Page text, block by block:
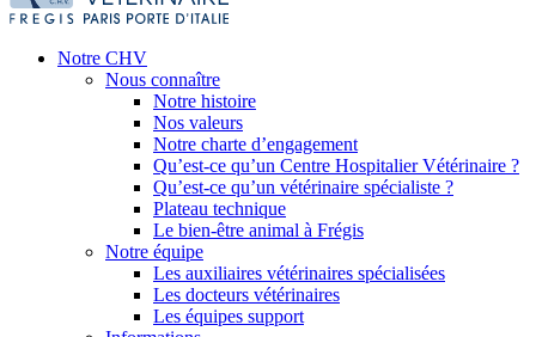
Notre CHV
Nous connaître
Notre histoire
Nos valeurs
Notre charte d’engagement
Qu’est-ce qu’un Centre Hospitalier Vétérinaire ?
Qu’est-ce qu’un vétérinaire spécialiste ?
Plateau technique
Le bien-être animal à Frégis
Notre équipe
Les auxiliaires vétérinaires spécialisées
Les docteurs vétérinaires
Les équipes support